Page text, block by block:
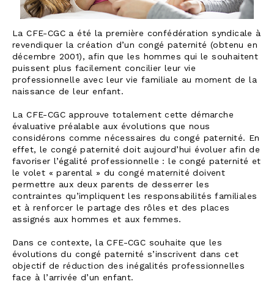
La CFE-CGC a été la première confédération syndicale à
revendiquer la création d’un congé paternité (obtenu en
décembre 2001), afin que les hommes qui le souhaitent
puissent plus facilement concilier leur vie
professionnelle avec leur vie familiale au moment de la
naissance de leur enfant.
La CFE-CGC approuve totalement cette démarche
évaluative préalable aux évolutions que nous
considérons comme nécessaires du congé paternité. En
effet, le congé paternité doit aujourd’hui évoluer afin de
favoriser l’égalité professionnelle : le congé paternité et
le volet « parental » du congé maternité doivent
permettre aux deux parents de desserrer les
contraintes qu’impliquent les responsabilités familiales
et à renforcer le partage des rôles et des places
assignés aux hommes et aux femmes.
Dans ce contexte, la CFE-CGC souhaite que les
évolutions du congé paternité s’inscrivent dans cet
objectif de réduction des inégalités professionnelles
face à l’arrivée d’un enfant.